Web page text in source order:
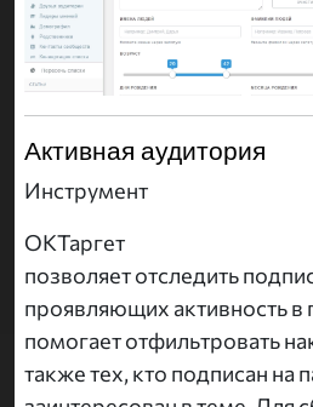
Активная аудитория
Инструмент
ОКТаргет
позволяет отследить
проявляющих активность в
помогает отфильтровать
также тех, кто подписан на